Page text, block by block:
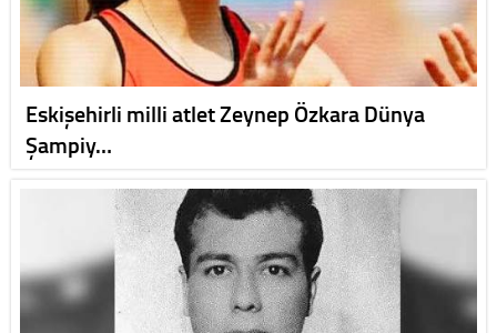
Eskişehirli milli atlet Zeynep Özkara Dünya
Şampiy…